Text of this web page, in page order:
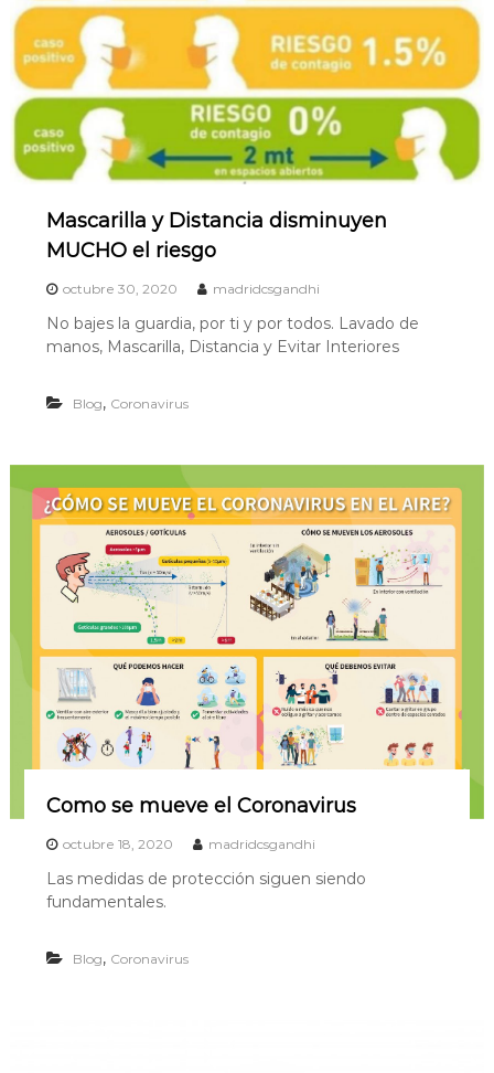
i
d
Mascarilla y Distancia disminuyen
MUCHO el riesgo
octubre 30, 2020 madridcsgandhi
No bajes la guardia, por ti y por todos. Lavado de
manos, Mascarilla, Distancia y Evitar Interiores
Blog, Coronavirus
Como se mueve el Coronavirus
octubre 18, 2020 madridcsgandhi
Las medidas de protección siguen siendo
fundamentales.
Blog, Coronavirus